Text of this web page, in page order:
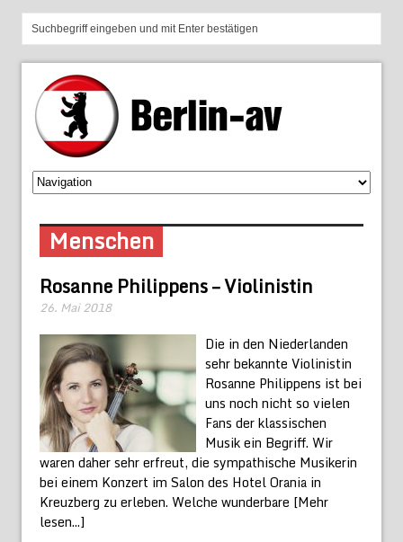
Menschen
Rosanne Philippens – Violinistin
26. Mai 2018
Die in den Niederlanden
sehr bekannte Violinistin
Rosanne Philippens ist bei
uns noch nicht so vielen
Fans der klassischen
Musik ein Begriff. Wir
waren daher sehr erfreut, die sympathische Musikerin
bei einem Konzert im Salon des Hotel Orania in
Kreuzberg zu erleben. Welche wunderbare [Mehr
lesen...]